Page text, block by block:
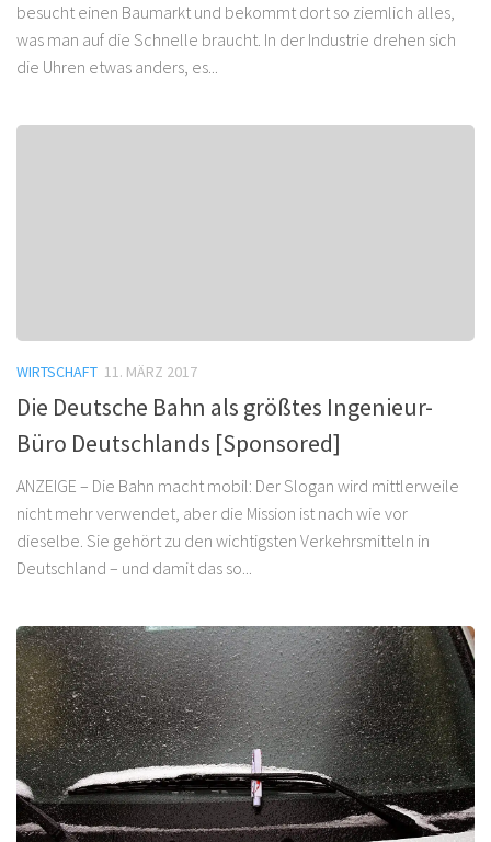
besucht einen Baumarkt und bekommt dort so ziemlich alles,
was man auf die Schnelle braucht. In der Industrie drehen sich
die Uhren etwas anders, es...
WIRTSCHAFT 11. MÄRZ 2017
Die Deutsche Bahn als größtes Ingenieur-
Büro Deutschlands [Sponsored]
ANZEIGE – Die Bahn macht mobil: Der Slogan wird mittlerweile
nicht mehr verwendet, aber die Mission ist nach wie vor
dieselbe. Sie gehört zu den wichtigsten Verkehrsmitteln in
Deutschland – und damit das so...